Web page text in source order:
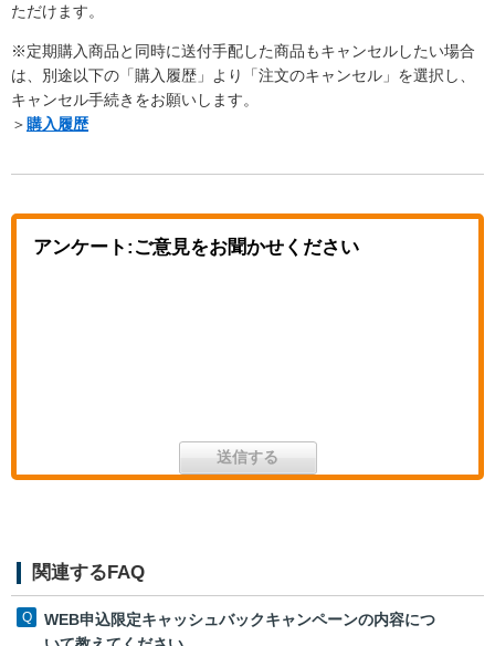
ただけます。
※定期購入商品と同時に送付手配した商品もキャンセルしたい場合
は、別途以下の「購入履歴」より「注文のキャンセル」を選択し、
キャンセル手続きをお願いします。
＞ 購入履歴
アンケート:ご意見をお聞かせください
関連するFAQ
WEB申込限定キャッシュバックキャンペーンの内容につ